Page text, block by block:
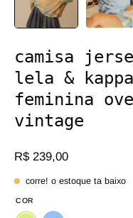
camisa
lela &
feminina
vintage
R$ 239,00
corre! o estoque ta baixo
COR